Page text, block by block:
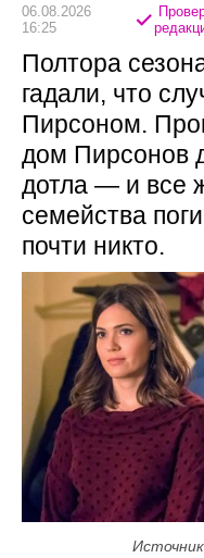
06.08.2026
16:25
Полтора
гадали, что
Пирсоном.
дом Пирсонов
дотла — и все
семейства
почти никто.